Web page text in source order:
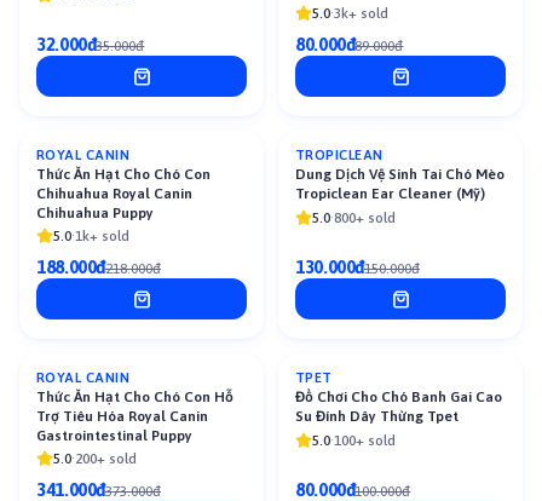
32.000đ35.000đ
5.0·3k+ sold
80.000đ89.000đ
-14%
ROYAL CANIN
Thức Ăn Hạt Cho Chó Con
Chihuahua Royal Canin
Chihuahua Puppy
5.0·1k+ sold
188.000đ218.000đ
-13%
TROPICLEAN
Dung Dịch Vệ Sinh Tai Chó Mèo
Tropiclean Ear Cleaner (Mỹ)
5.0·800+ sold
130.000đ150.000đ
-9 %
ROYAL CANIN
Thức Ăn Hạt Cho Chó Con Hỗ
Trợ Tiêu Hóa Royal Canin
Gastrointestinal Puppy
5.0·200+ sold
341.000đ373.000đ
-20 %
TPET
Đồ Chơi Cho Chó Banh Gai Cao
Su Đính Dây Thừng Tpet
5.0·100+ sold
80.000đ100.000đ